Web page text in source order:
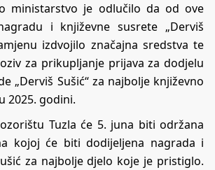
ministarstvo je odlučilo da od ove
i književne susrete „Derviš
izdvojilo značajna sredstva te
za prikupljanje prijava za dodjelu
„Derviš Sušić“ za najbolje književno
2025. godini.
Tuzla će 5. juna biti održana
kojoj će biti dodijeljena nagrada i
za najbolje djelo koje je pristiglo.